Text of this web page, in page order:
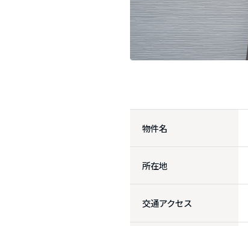
物件名
所在地
交通アクセス